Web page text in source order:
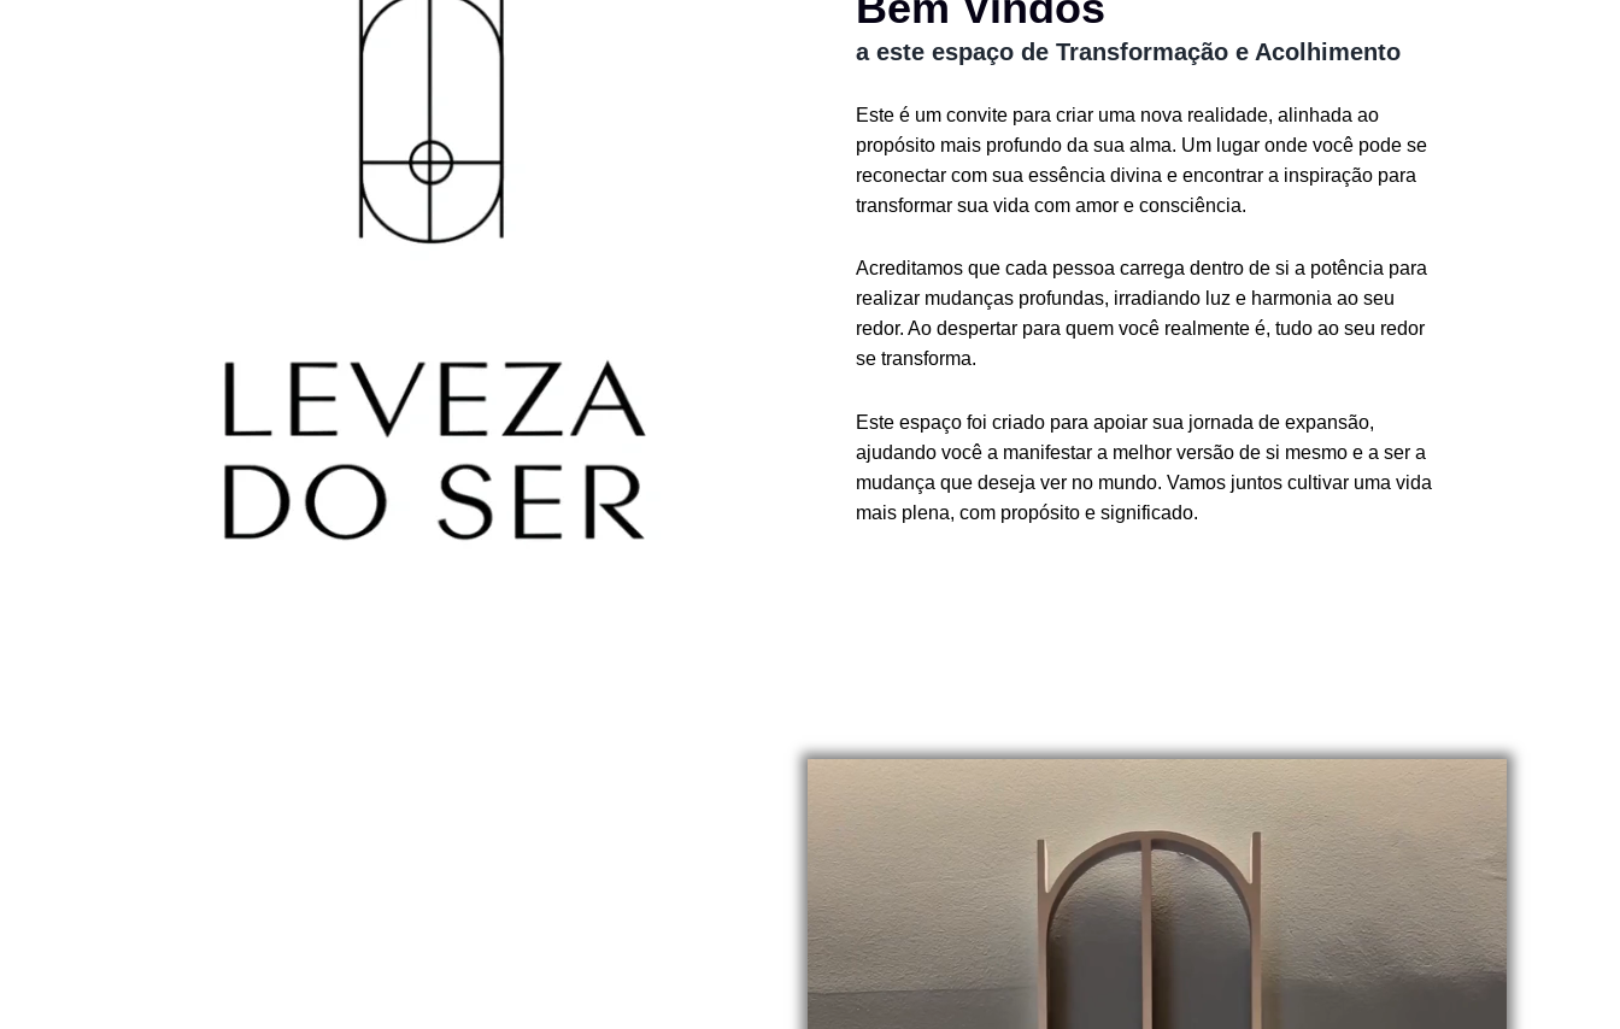
a este espaço de Transformação e Acolhimento
Este é um convite para criar uma nova realidade, alinhada ao
propósito mais profundo da sua alma. Um lugar onde você pode se
reconectar com sua essência divina e encontrar a inspiração para
transformar sua vida com amor e consciência.
Acreditamos que cada pessoa carrega dentro de si a potência para
realizar mudanças profundas, irradiando luz e harmonia ao seu
redor. Ao despertar para quem você realmente é, tudo ao seu redor
se transforma.
Este espaço foi criado para apoiar sua jornada de expansão,
ajudando você a manifestar a melhor versão de si mesmo e a ser a
mudança que deseja ver no mundo. Vamos juntos cultivar uma vida
mais plena, com propósito e significado.